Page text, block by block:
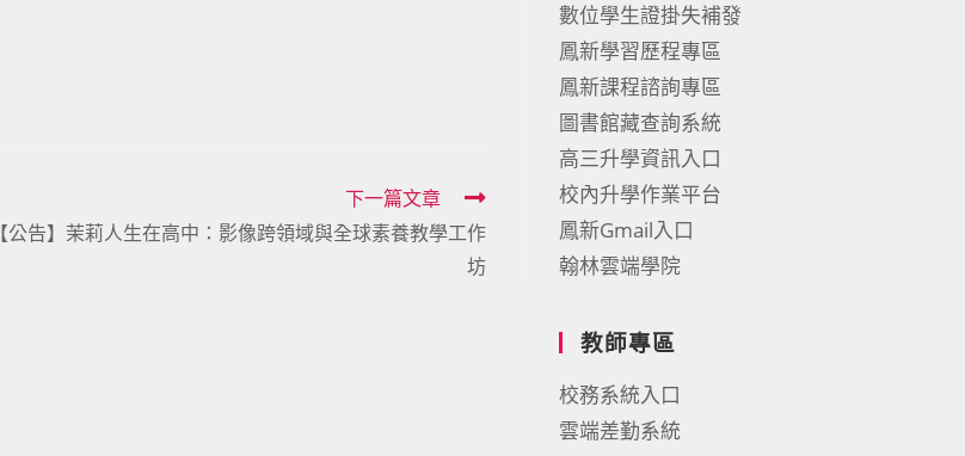
下一篇文章
【公告】茉莉人生在高中：影像跨領域與全球素養教學工作
坊
數位學生證掛失補發
鳳新學習歷程專區
鳳新課程諮詢專區
圖書館藏查詢系統
高三升學資訊入口
校內升學作業平台
鳳新Gmail入口
翰林雲端學院
教師專區
校務系統入口
雲端差勤系統